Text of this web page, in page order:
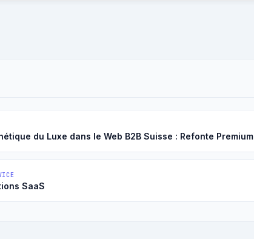
du Luxe dans le Web B2B Suisse : Refonte Premium
SaaS